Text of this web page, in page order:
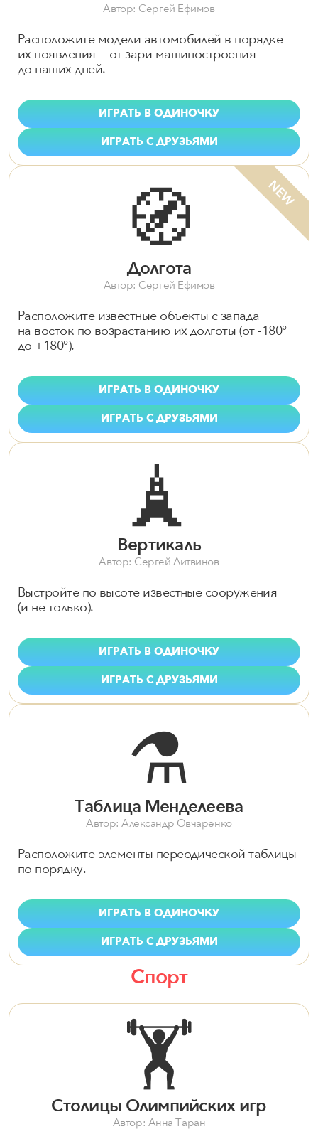
Автор: Сергей Ефимов
Расположите модели автомобилей в порядке
их появления — от зари машиностроения
до наших дней.
ИГРАТЬ В ОДИНОЧКУ
ИГРАТЬ С ДРУЗЬЯМИ
NEW
🧭
Долгота
Автор: Сергей Ефимов
Расположите известные объекты с запада
на восток по возрастанию их долготы (от -180°
до +180°).
ИГРАТЬ В ОДИНОЧКУ
ИГРАТЬ С ДРУЗЬЯМИ
🗼
Вертикаль
Автор: Сергей Литвинов
Выстройте по высоте известные сооружения
(и не только).
ИГРАТЬ В ОДИНОЧКУ
ИГРАТЬ С ДРУЗЬЯМИ
⚗️
Таблица Менделеева
Автор: Александр Овчаренко
Расположите элементы переодической таблицы
по порядку.
ИГРАТЬ В ОДИНОЧКУ
ИГРАТЬ С ДРУЗЬЯМИ
Спорт
🏋️
Столицы Олимпийских игр
Автор: Анна Таран